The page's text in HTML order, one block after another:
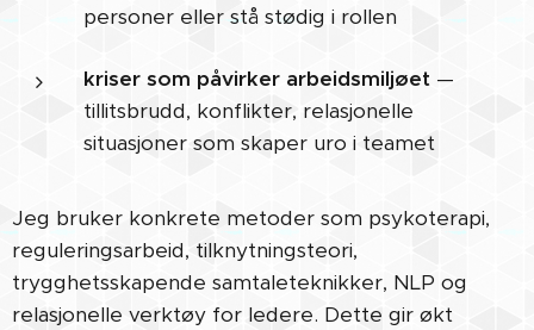
personer eller stå stødig i rollen
kriser som påvirker arbeidsmiljøet —
tillitsbrudd, konflikter, relasjonelle
situasjoner som skaper uro i teamet
Jeg bruker konkrete metoder som psykoterapi,
reguleringsarbeid, tilknytningsteori,
trygghetsskapende samtaleteknikker, NLP og
relasjonelle verktøy for ledere. Dette gir økt